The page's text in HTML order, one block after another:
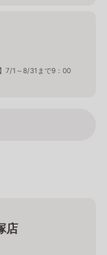
7/1～8/31まで9：00
店